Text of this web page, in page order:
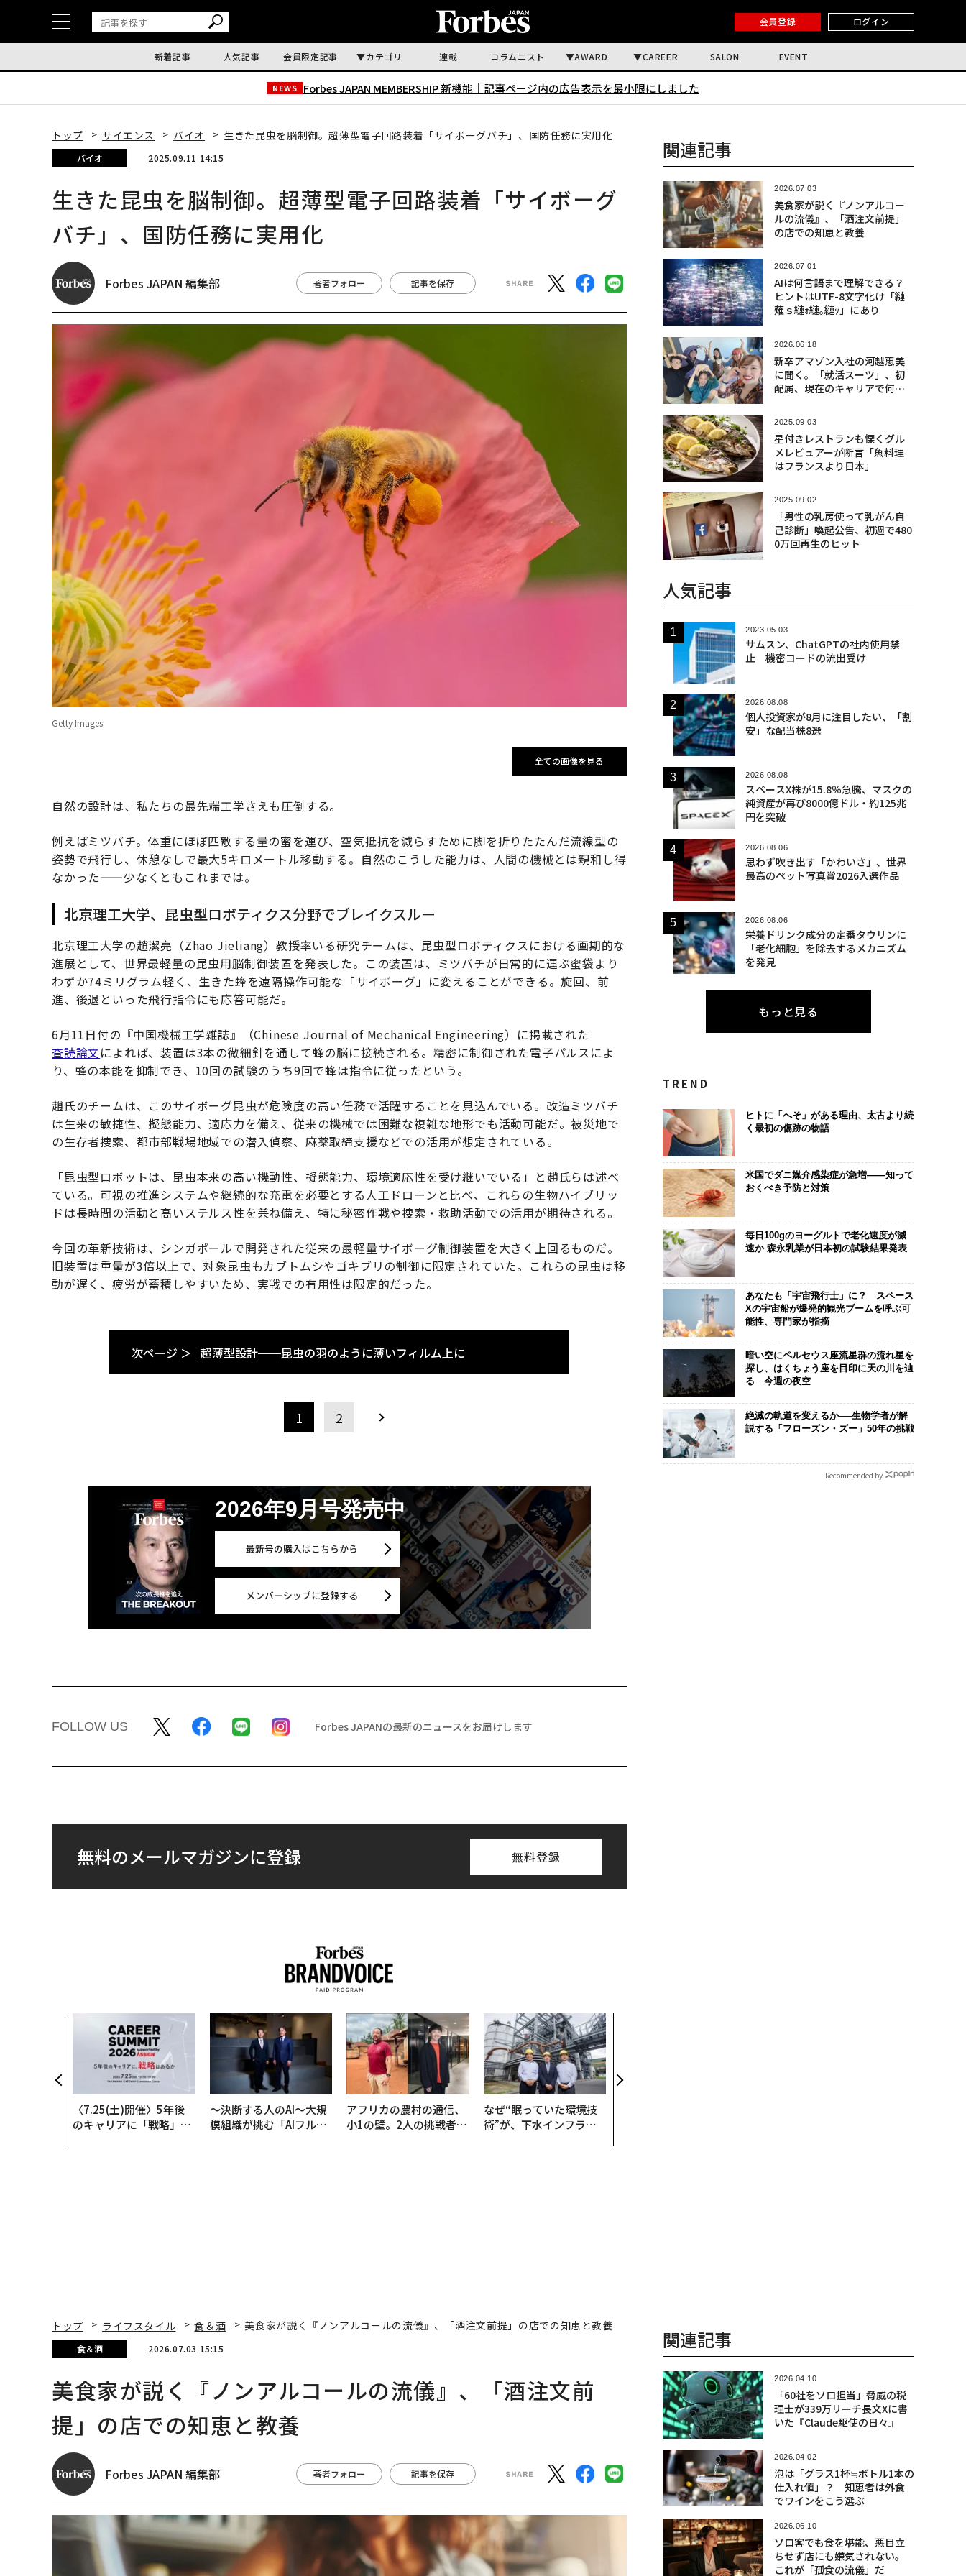
会員登録 ログイン
新着記事 人気記事 会員限定記事 カテゴリ 連載 コラムニスト AWARD CAREER SALON EVENT
NEWS Forbes JAPAN MEMBERSHIP 新機能｜ 記事ページ内の広告表示を最小限にしました
トップ サイエンス バイオ 生きた昆虫を脳制御。超薄型電子回路装着「サイボーグバチ」、国防任務に実用化
バイオ 2025.09.11 14:15
生きた昆虫を脳制御。超薄型電子回路装着「サイボーグ
バチ」、国防任務に実用化
Forbes JAPAN 編集部 著者フォロー 記事を保存
Getty Images
全ての画像を見る
自然の設計は、私たちの最先端工学さえも圧倒する。
例えばミツバチ。体重にほぼ匹敵する量の蜜を運び、空気抵抗を減らすために脚を折りたたんだ流線型の
姿勢で飛行し、休憩なしで最大5キロメートル移動する。自然のこうした能力は、人間の機械とは親和し得
なかった——少なくともこれまでは。
北京理工大学、昆虫型ロボティクス分野でブレイクスルー
北京理工大学の趙潔亮（Zhao Jieliang）教授率いる研究チームは、昆虫型ロボティクスにおける画期的な
進展として、世界最軽量の昆虫用脳制御装置を発表した。この装置は、ミツバチが日常的に運ぶ蜜袋より
わずか74ミリグラム軽く、生きた蜂を遠隔操作可能な「サイボーグ」に変えることができる。旋回、前
進、後退といった飛行指令にも応答可能だ。
6月11日付の『中国機械工学雑誌』（Chinese Journal of Mechanical Engineering）に掲載された
査読論文によれば、装置は3本の微細針を通して蜂の脳に接続される。精密に制御された電子パルスによ
り、蜂の本能を抑制でき、10回の試験のうち9回で蜂は指令に従ったという。
趙氏のチームは、このサイボーグ昆虫が危険度の高い任務で活躍することを見込んでいる。改造ミツバチ
は生来の敏捷性、擬態能力、適応力を備え、従来の機械では困難な複雑な地形でも活動可能だ。被災地で
の生存者捜索、都市部戦場地域での潜入偵察、麻薬取締支援などでの活用が想定されている。
「昆虫型ロボットは、昆虫本来の高い機動性、擬態能力、環境適応性を受け継いでいる」と趙氏らは述べ
ている。可視の推進システムや継続的な充電を必要とする人工ドローンと比べ、これらの生物ハイブリッ
ドは長時間の活動と高いステルス性を兼ね備え、特に秘密作戦や捜索・救助活動での活用が期待される。
今回の革新技術は、シンガポールで開発された従来の最軽量サイボーグ制御装置を大きく上回るものだ。
旧装置は重量が3倍以上で、対象昆虫もカブトムシやゴキブリの制御に限定されていた。これらの昆虫は移
動が遅く、疲労が蓄積しやすいため、実戦での有用性は限定的だった。
次ページ ＞ 超薄型設計━━昆虫の羽のように薄いフィルム上に
1 2
2026年9月号発売中
最新号の購入はこちらから
メンバーシップに登録する
FOLLOW US Forbes JAPANの最新のニュースをお届けします
無料のメールマガジンに登録 無料登録
〈7.25(土)開催〉5年後
のキャリアに「戦略」は
〜決断する人のAI〜大規
模組織が挑む「AIフル実
アフリカの農村の通信、
小1の壁。2人の挑戦者が
なぜ“眠っていた環境技
術”が、下水インフラを
くり方
関連記事
2026.07.03
美食家が説く『ノンアルコー
ルの流儀』、「酒注文前提」
の店での知恵と教養
2026.07.01
AIは何言語まで理解できる？
ヒントはUTF-8文字化け「縺
薙ｓ縺ｫ縺｡縺ｯ」にあり
2026.06.18
新卒アマゾン入社の河越恵美
に聞く。「就活スーツ」、初
配属、現在のキャリアで何に
2025.09.03
星付きレストランも慄くグル
メレビュアーが断言「魚料理
はフランスより日本」
2025.09.02
「男性の乳房使って乳がん自
己診断」喚起公告、初週で480
0万回再生のヒット
人気記事
2023.05.03
サムスン、ChatGPTの社内使用禁
止 機密コードの流出受け
2026.08.08
個人投資家が8月に注目したい、「割
安」な配当株8選
2026.08.08
スペースX株が15.8％急騰、マスクの
純資産が再び8000億ドル・約125兆
円を突破
2026.08.06
思わず吹き出す「かわいさ」、世界
最高のペット写真賞2026入選作品
2026.08.06
栄養ドリンク成分の定番タウリンに
「老化細胞」を除去するメカニズム
を発見
もっと見る
TREND
ヒトに「へそ」がある理由、太古より続
く最初の傷跡の物語
米国でダニ媒介感染症が急増——知って
おくべき予防と対策
毎日100gのヨーグルトで老化速度が減
速か 森永乳業が日本初の試験結果発表
あなたも「宇宙飛行士」に？ スペース
Xの宇宙船が爆発的観光ブームを呼ぶ可
能性、専門家が指摘
暗い空にペルセウス座流星群の流れ星を
探し、はくちょう座を目印に天の川を辿
る 今週の夜空
絶滅の軌道を変えるか──生物学者が解
説する「フローズン・ズー」50年の挑戦
Recommended by
トップ ライフスタイル 食＆酒 美食家が説く『ノンアルコールの流儀』、「酒注文前提」の店での知恵と教養
食＆酒 2026.07.03 15:15
美食家が説く『ノンアルコールの流儀』、「酒注文前
提」の店での知恵と教養
Forbes JAPAN 編集部 著者フォロー 記事を保存
関連記事
2026.04.10
「60社をソロ担当」脅威の税
理士が339万リーチ長文Xに書
いた『Claude駆使の日々』
2026.04.02
泡は「グラス1杯≒ボトル1本の
仕入れ値」？ 知恵者は外食
でワインをこう選ぶ
2026.06.10
ソロ客でも食を堪能、悪目立
ちせず店にも嫌気されない。
これが「孤食の流儀」だ